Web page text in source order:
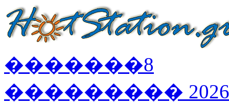
�������8
��������� 2026